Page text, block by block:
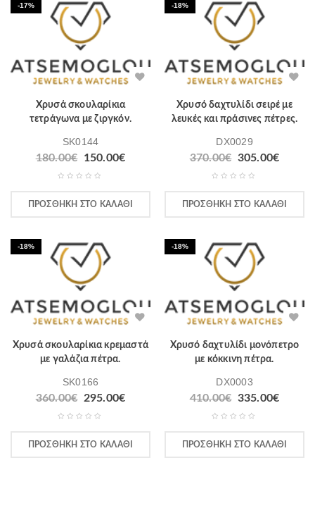
-17%
Χρυσά σκουλαρίκια
τετράγωνα με ζιργκόν.
SK0144
180.00€
Original
price
180.00€.
150.00€
είναι:
ΠΡΟΣΘΉΚΗ ΣΤΟ ΚΑΛΆΘΙ
-18%
Χρυσό δαχτυλίδι σειρέ με
λευκές και πράσινες πέτρες.
DX0029
370.00€ Original
price
370.00€.
305.00€
είναι:
ΠΡΟΣΘΉΚΗ ΣΤΟ ΚΑΛΆΘΙ
-18%
Χρυσά σκουλαρίκια κρεμαστά
με γαλάζια πέτρα.
SK0166
360.00€
Original
price
360.00€.
295.00€
είναι:
ΠΡΟΣΘΉΚΗ ΣΤΟ ΚΑΛΆΘΙ
-18%
Χρυσό δαχτυλίδι μονόπετρο
με κόκκινη πέτρα.
DX0003
410.00€ Original
price
410.00€.
335.00€
είναι:
ΠΡΟΣΘΉΚΗ ΣΤΟ ΚΑΛΆΘΙ